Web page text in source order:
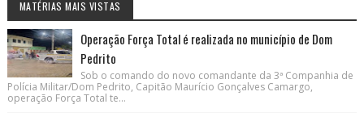
MATÉRIAS MAIS VISTAS
Operação Força Total é realizada no município de Dom
Pedrito
Sob o comando do novo comandante da 3ª Companhia de
Polícia Militar/Dom Pedrito, Capitão Maurício Gonçalves Camargo,
operação Força Total te...